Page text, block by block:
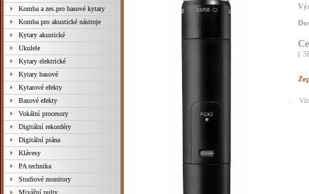
Komba a zes.pro basové kytary
Komba pro akustické nástroje
Kytary akustické
Ukulele
Kytary elektrické
Kytary basové
Kytarové efekty
Basové efekty
Vokální procesory
Digitální rekordéry
Digitální piána
Klávesy
PA technika
Studiové monitory
Mixážní pulty
(